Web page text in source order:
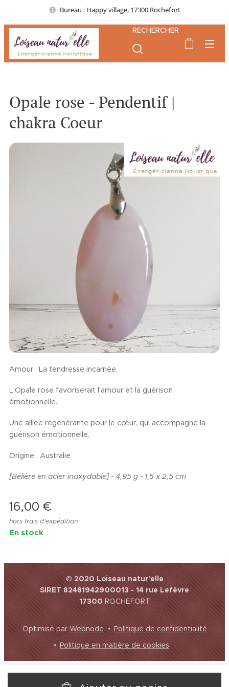
Bureau : Happy village, 17300 Rochefort
RECHERCHER
Opale rose - Pendentif |
chakra Coeur
Amour : La tendresse incarnée.
L'Opale rose favoriserait l'amour et la guérison
émotionnelle.
Une alliée régénérante pour le cœur, qui accompagne la
guérison émotionnelle.
Origine : Australie
[Bélière en acier inoxydable] - 4,95 g - 1,5 x 2,5 cm
16,00 €
hors frais d'expédition
En stock
© 2020 Loiseau natur'elle
SIRET 82481942900013 - 14 rue Lefèvre
17300ROCHEFORT
Optimisé parWebnode
Politique de confidentialité
Politique en matière de cookies